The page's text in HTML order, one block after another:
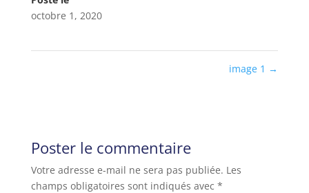
octobre 1, 2020
image 1 →
Poster le commentaire
Votre adresse e-mail ne sera pas publiée. Les
champs obligatoires sont indiqués avec *